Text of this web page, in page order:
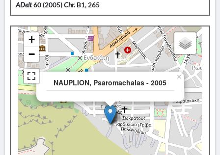
ADelt60 (2005)Chr. B1, 265
NAUPLION, Psaromachalas - 2005
×
+
−